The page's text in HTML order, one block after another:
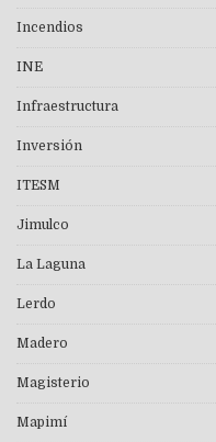
Incendios
INE
Infraestructura
Inversión
ITESM
Jimulco
La Laguna
Lerdo
Madero
Magisterio
Mapimí